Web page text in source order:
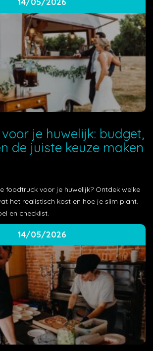
je huwelijk: budget,
de juiste keuze maken
foodtruck voor je huwelijk? Ontdek welke
het realistisch kost en hoe je slim plant.
en checklist.
14/05/2026